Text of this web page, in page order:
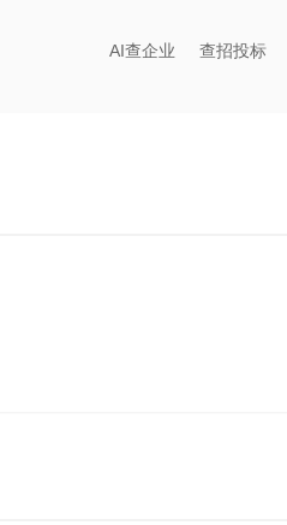
AI查企业 查招投标